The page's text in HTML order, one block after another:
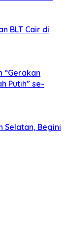
BLT Cair di
“Gerakan
Putih” se-
Selatan, Begini